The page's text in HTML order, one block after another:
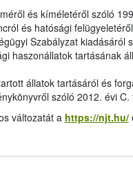
és kíméletéről szóló
és hatósági
Szabályzat kiadásáról
haszonállatok tartásának
állatok tartásáról és
szóló 2012. évi C.
változatát a https://njt.hu/